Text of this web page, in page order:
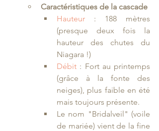
Caractéristiques de la cascade
Hauteur : 188 mètres
(presque deux fois la
hauteur des chutes du
Niagara !)
Débit : Fort au printemps
(grâce à la fonte des
neiges), plus faible en été
mais toujours présente.
Le nom "Bridalveil" (voile
de mariée) vient de la fine